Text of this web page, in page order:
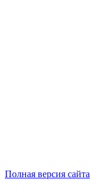
Полная версия сайта